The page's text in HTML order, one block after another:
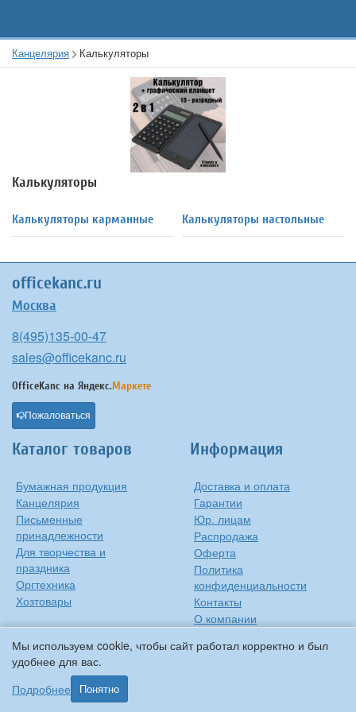
Мы используем cookie, чтобы сайт работал корректно и был
удобнее для вас.
Подробнее
Понятно
Канцелярия Калькуляторы
Калькуляторы
Калькуляторы карманные Калькуляторы настольные
officekanc.ru
Москва
8(495)135-00-47
sales@officekanc.ru
OfficeKanc на Яндекс.Маркете
Пожаловаться
Каталог товаров
Бумажная продукция
Канцелярия
Письменные
принадлежности
Для творчества и
праздника
Оргтехника
Хозтовары
Информация
Доставка и оплата
Гарантии
Юр. лицам
Распродажа
Оферта
Политика
конфиденциальности
Контакты
О компании